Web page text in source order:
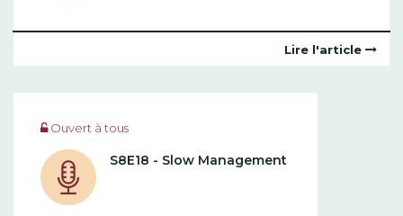
Lire l'article
Ouvert à tous
S8E18 - Slow Management